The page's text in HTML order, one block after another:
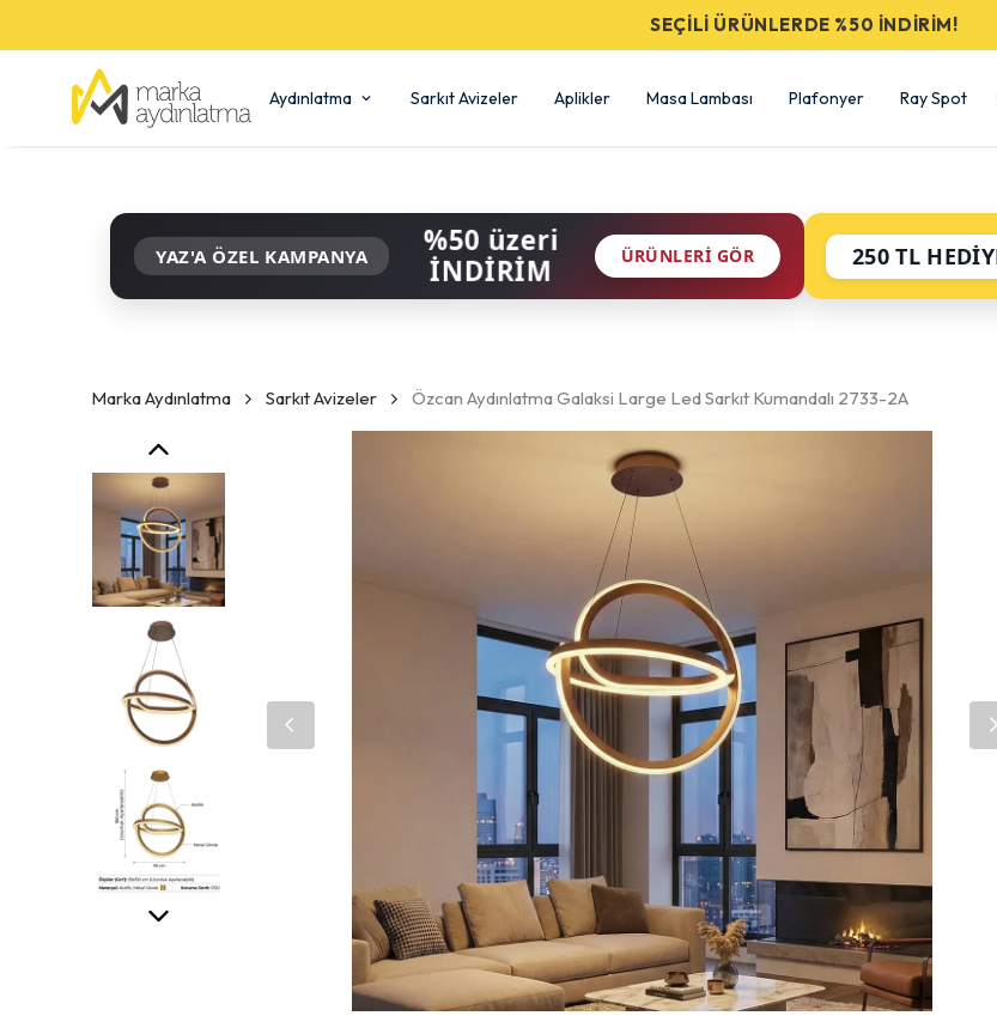
SEÇİLİ ÜRÜNLERDE %50 İNDİRİM!
Aydınlatma Sarkıt Avizeler Aplikler Masa Lambası Plafonyer Ray Spot
YAZ'A ÖZEL KAMPANYA %50 üzeri
İNDİRİM ÜRÜNLERI GÖR 250 TL
Marka Aydınlatma Sarkıt Avizeler Özcan Aydınlatma Galaksi Large Led Sarkıt Kumandalı 2733-2A